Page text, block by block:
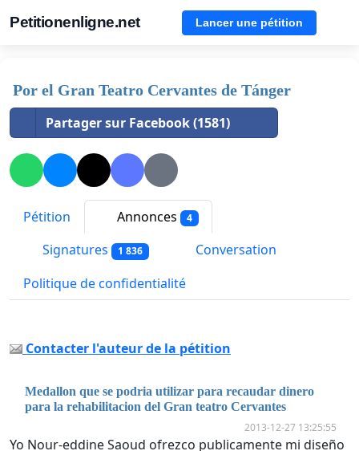
Petitionenligne.net Lancer une pétition
Por el Gran Teatro Cervantes de Tánger
Partager sur Facebook (1581)
Pétition Annonces 4
Signatures 1 836
Conversation
Politique de confidentialité
Contacter l'auteur de la pétition
Medallon que se podria utilizar para recaudar dinero
para la rehabilitacion del Gran teatro Cervantes
2013-12-27 13:25:55
Yo Nour-eddine Saoud ofrezco publicamente mi diseño